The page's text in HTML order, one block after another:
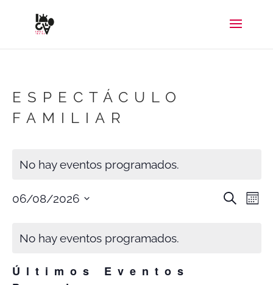
ESPECTÁCULO
FAMILIAR
No hay eventos programados.
Buscar
Mes
06/08/2026
la
DE
No hay eventos programados.
Últimos Eventos